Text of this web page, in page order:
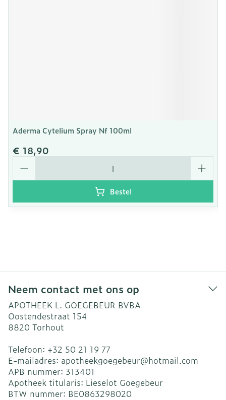
Aderma Cytelium Spray Nf 100ml
€ 18,90
Aantal
Bestel
Neem contact met ons op
APOTHEEK L. GOEGEBEUR BVBA
Oostendestraat 154
8820 Torhout
Telefoon: +32 50 21 19 77
E-mailadres: apotheekgoegebeur@hotmail.com
APB nummer: 313401
Apotheek titularis: Lieselot Goegebeur
BTW nummer: BE0863298020